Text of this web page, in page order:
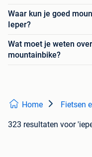
Waar kun je goed
Ieper?
Wat moet je weten
mountainbike?
Home Fietsen
323 resultaten voor